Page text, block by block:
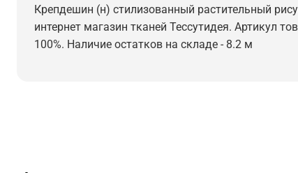
Крепдешин (н) стилизованный растительный
интернет магазин тканей Тессутидея. Артикул
100%. Наличие остатков на складе - 8.2 м